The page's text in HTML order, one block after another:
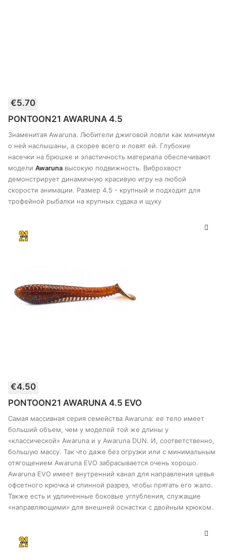
товар
несколько
вариантов.
Опции
можно
выбрать
на
странице
товара
€5.70
PONTOON21 AWARUNA 4.5
Знаменитая Awaruna. Любители джиговой ловли как минимум
о ней наслышаны, а скорее всего и ловят ей. Глубокие
насечки на брюшке и эластичность материала обеспечивают
модели Awaruna высокую подвижность. Виброхвост
демонстрирует динамичную красивую игру на любой
скорости анимации. Размер 4.5 - крупный и подходит для
трофейной рыбалки на крупных судака и щуку
товар
несколько
вариантов.
Опции
можно
выбрать
на
странице
товара
€4.50
PONTOON21 AWARUNA 4.5 EVO
Самая массивная серия семейства Awaruna: ее тело имеет
больший объем, чем у моделей той же длины у
«классической» Awaruna и у Awaruna DUN. И, соответственно,
большую массу. Так что даже без огрузки или с минимальным
отягощением Awaruna EVO забрасывается очень хорошо.
Awaruna EVO имеет внутренний канал для направления цевья
офсетного крючка и спинной разрез, чтобы прятать его жало.
Также есть и удлиненные боковые углубления, служащие
«направляющими» для внешней оснастки с двойным крюком.